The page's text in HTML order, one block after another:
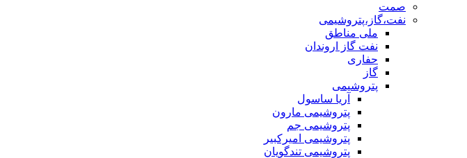
صمت
نفت،گاز،پتروشیمی
ملی مناطق
نفت گاز اروندان
حفاری
گاز
پتروشیمی
آریا ساسول
پتروشیمی مارون
پتروشیمی جم
پتروشیمی امیرکبیر
پتروشیمی تندگویان